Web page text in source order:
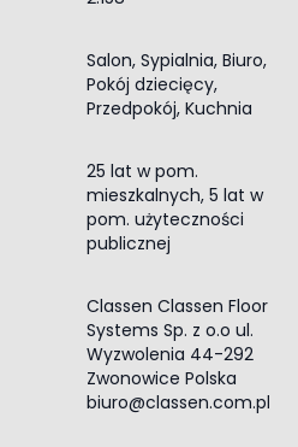
Classen Arteo 8 XL
drewna
Salon, Sypialnia, Biuro,
Pokój dziecięcy,
Przedpokój, Kuchnia
25 lat w pom.
mieszkalnych, 5 lat w
pom. użyteczności
publicznej
Classen Classen Floor
Systems Sp. z o.o ul.
Wyzwolenia 44-292
Zwonowice Polska
biuro@classen.com.pl